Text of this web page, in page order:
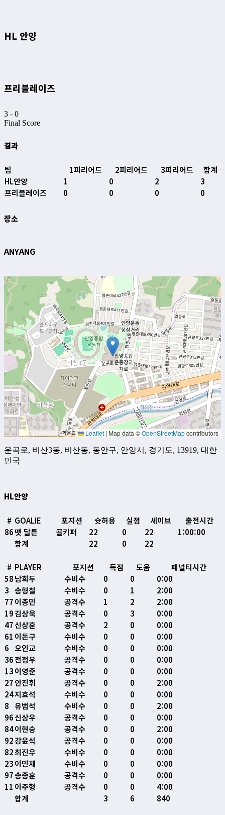
HL 안양
프리블레이즈
3 - 0
Final Score
결과
팀 1피리어드 2피리어드 3피리어드
합계
HL안양
1 0 2
3
프리블레이즈
0 0 0 0
장소
ANYANG
Leaflet | Map data ©OpenStreetMapcontributors
운곡로, 비산3동, 비산동, 동안구, 안양시, 경기도, 13919, 대한
민국
HL안양
# GOALIE 포지션 슛허용 실점 세이브
출전시간
86맷 달튼 골키퍼 22 0 22
1:00:00
합계
22 0 22
# PLAYER 포지션 득점 도움
페널티시간
58남희두 수비수 0 0
0:00
3 송형철 수비수 0 1
2:00
77이총민 공격수 1 2
2:00
19김상욱 공격수 0 3
0:00
47신상훈 공격수 2 0
0:00
61 이돈구 수비수 0 0
0:00
6 오인교 수비수 0 0
0:00
36전정우 공격수 0 0
0:00
13이영준 공격수 0 0
0:00
27안진휘 공격수 0 0
2:00
24지효석 수비수 0 0
0:00
8 유범석 수비수 0 0
2:00
96신상우 공격수 0 0
0:00
84이현승 공격수 0 0
2:00
92강윤석 공격수 0 0
0:00
82최진우 수비수 0 0
0:00
23이민재 수비수 0 0
0:00
97송종훈 공격수 0 0
0:00
11 이주형 공격수 0 0
4:00
합계
3 6 840